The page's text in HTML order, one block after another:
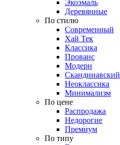
Экоэмаль
Деревянные
По стилю
Современный
Хай Тек
Классика
Прованс
Модерн
Скандинавский
Неоклассика
Минимализм
По цене
Распродажа
Недорогие
Премиум
По типу